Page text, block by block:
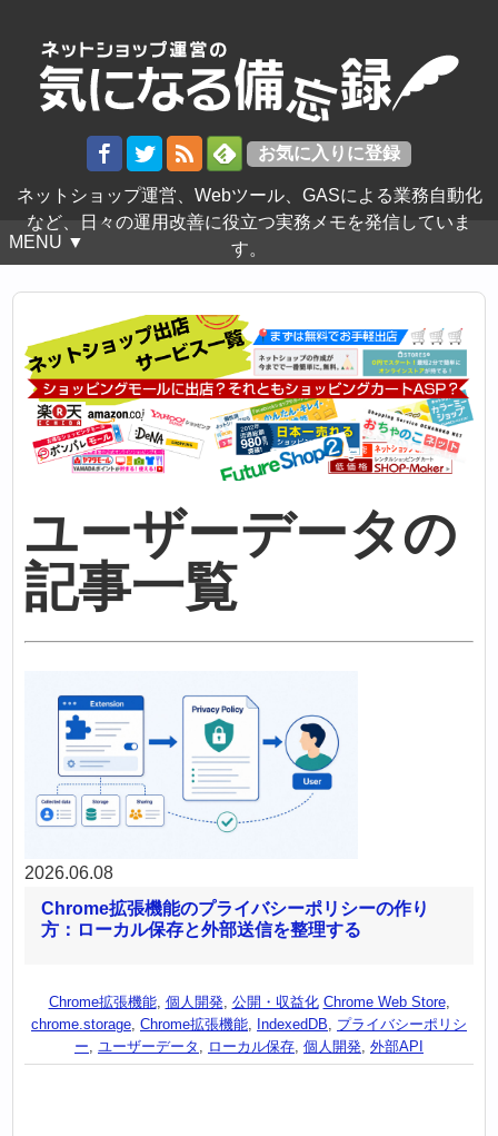
ネットショップ運営、Webツール、GASによる業務自動化
など、日々の運用改善に役立つ実務メモを発信していま
す。
MENU ▼
ユーザーデータの
記事一覧
2026.06.08
Chrome拡張機能のプライバシーポリシーの作り
方：ローカル保存と外部送信を整理する
Chrome拡張機能, 個人開発, 公開・収益化 Chrome Web Store,
chrome.storage, Chrome拡張機能, IndexedDB, プライバシーポリシ
ー, ユーザーデータ , ローカル保存, 個人開発, 外部API